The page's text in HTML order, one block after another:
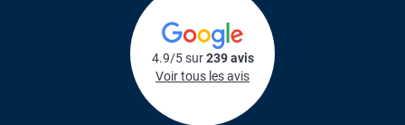
4.9/5 sur239 avis
Voir tous les avis